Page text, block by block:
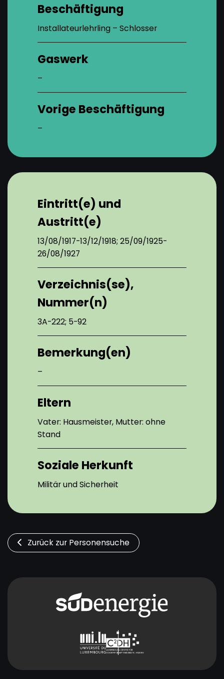
Beschäftigung
Installateurlehrling – Schlosser
Gaswerk
–
Vorige Beschäftigung
–
Eintritt(e) und
Austritt(e)
13/08/1917-13/12/1918; 25/09/1925-
26/08/1927
Verzeichnis(se),
Nummer(n)
3A-222; 5-92
Bemerkung(en)
–
Eltern
Vater: Hausmeister, Mutter: ohne
Stand
Soziale Herkunft
Militär und Sicherheit
Zurück zur Personensuche